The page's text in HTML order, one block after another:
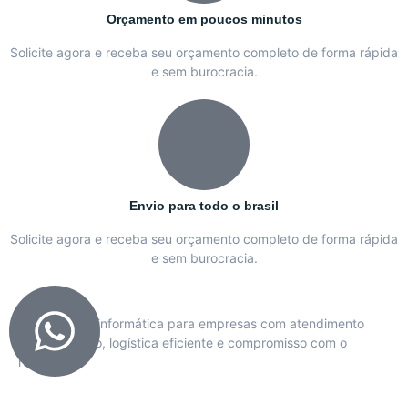
Orçamento em poucos minutos
Solicite agora e receba seu orçamento completo de forma rápida
e sem burocracia.
Envio para todo o brasil
Solicite agora e receba seu orçamento completo de forma rápida
e sem burocracia.
Soluções em informática para empresas com atendimento
personalizado, logística eficiente e compromisso com o
resultado.